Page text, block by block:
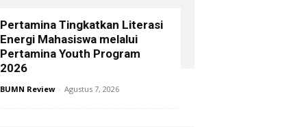
Pertamina Tingkatkan Literasi
Energi Mahasiswa melalui
Pertamina Youth Program
2026
BUMN Review - Agustus 7, 2026